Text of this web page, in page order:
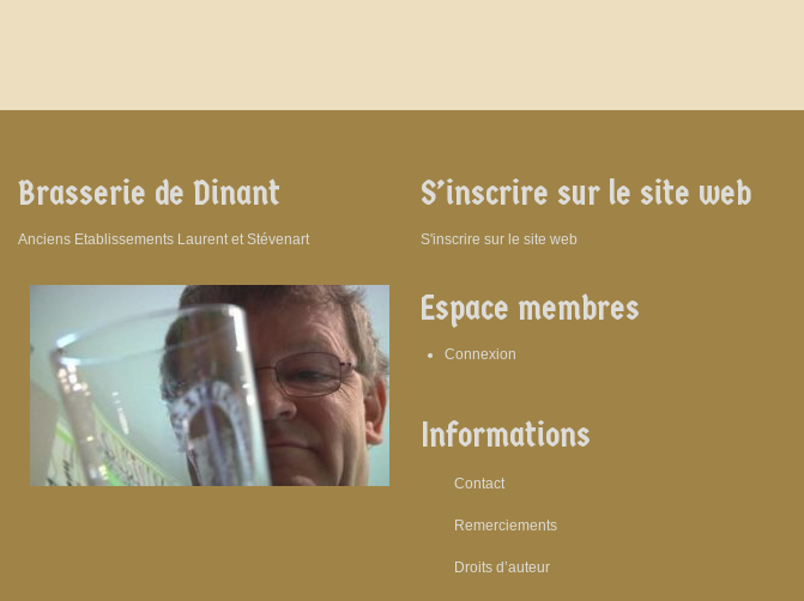
Brasserie de Dinant
Anciens Etablissements Laurent et Stévenart
S’inscrire sur le site web
S'inscrire sur le site web
Espace membres
Connexion
Informations
Contact
Remerciements
Droits d’auteur